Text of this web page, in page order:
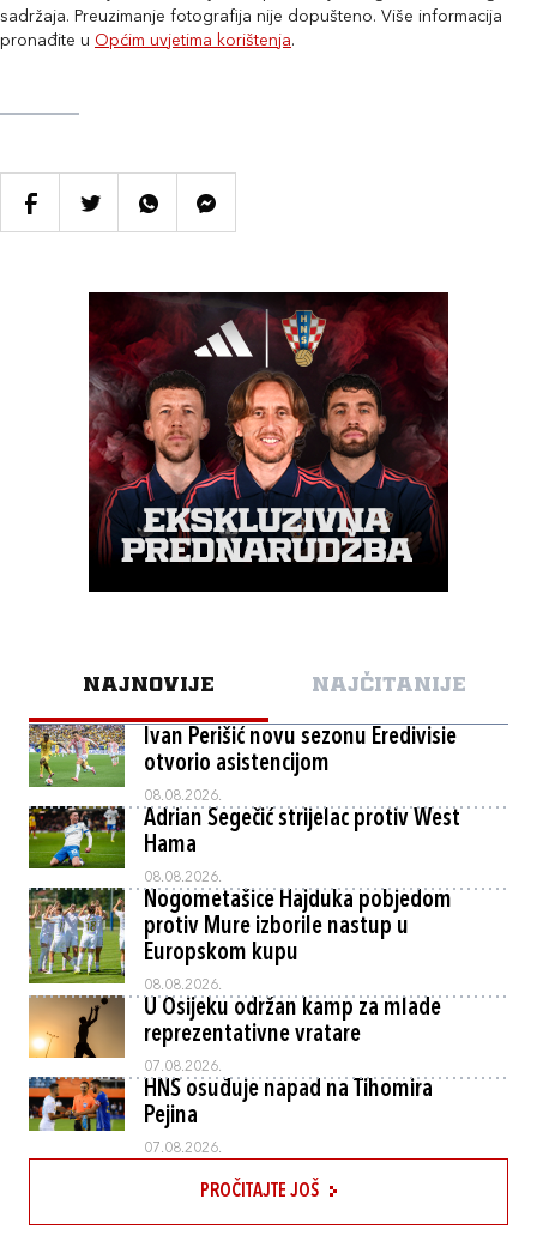
sadržaja. Preuzimanje fotografija nije dopušteno. Više informacija
pronađite u Općim uvjetima korištenja.
NAJNOVIJE NAJČITANIJE
Ivan Perišić novu sezonu Eredivisie
otvorio asistencijom
08.08.2026.
Adrian Segečić strijelac protiv West
Hama
08.08.2026.
Nogometašice Hajduka pobjedom
protiv Mure izborile nastup u
Europskom kupu
08.08.2026.
U Osijeku održan kamp za mlade
reprezentativne vratare
07.08.2026.
HNS osuđuje napad na Tihomira
Pejina
07.08.2026.
PROČITAJTE JOŠ